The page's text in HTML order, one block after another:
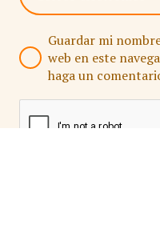
Guardar mi
web en este
haga un